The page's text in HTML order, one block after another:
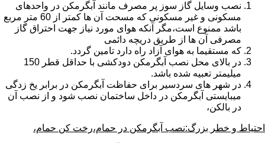
نصب وسایل گاز سوز پر مصرف مانند آبگرمکن در واحدهای
مسکونی و غیر مسکونی که مسحت آن ها کمتر از 60 متر مربع
باشد ممنوع است،مگر آنکه هوای مورد نیاز جهت احتراق گاز
مصرفی آن ها از طریق دریچه دائمی
که مستقیما به هوای آزاد راه دارد تامین گردد.
در بالای محل نصب آبگرمکن دودکشی با حداقل قطر 150
میلیمتر تعبیه شده باشد.
در شهر های سردسیر برای حفاظت آبگرمکن در برابر یخ زدگی
میبایستی آبگرمکن در داخل ساختمان نصب شود و از نصب آن
در بالکن،
احتیاط و خطر بزرگ:نصب آبگرمکن در حمام،رخت کن حمام،